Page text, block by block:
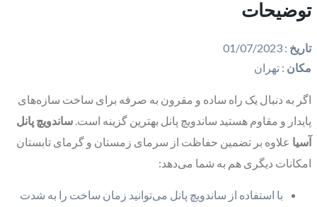
توضیحات
تاریخ :
مکان : تهران
اگر به دنبال یک راه ساده و مقرون به صرفه برای ساخت سازه‌های
پایدار و مقاوم هستید ساندویچ پانل بهترین گزینه است. ساندویچ پانل
آسیا علاوه بر تضمین حفاظت از سرمای زمستان و گرمای تابستان
امکانات دیگری هم به شما می‌دهد:
با استفاده از ساندویچ پانل می‌توانید زمان ساخت را به شدت